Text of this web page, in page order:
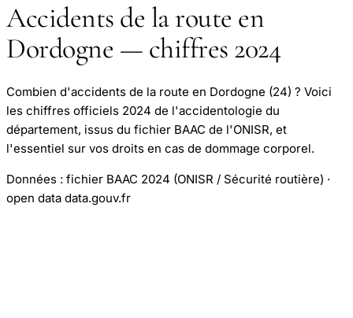
Accidents de la route en
Dordogne — chiffres 2024
Combien d'accidents de la route en Dordogne (24) ? Voici
les chiffres officiels 2024 de l'accidentologie du
département, issus du fichier BAAC de l'ONISR, et
l'essentiel sur vos droits en cas de dommage corporel.
Données : fichier BAAC 2024 (ONISR / Sécurité routière) ·
open data data.gouv.fr